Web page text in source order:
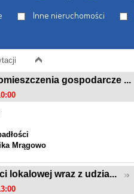
Inne nieruchomości
gospodarcze ...
Mrągowo
lokalowej wraz z udzia...